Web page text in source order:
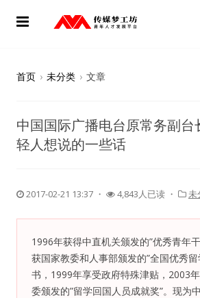
导师
视频
梦工坊视频
纪录片1 梦想开始的地方
首页 › 未分类 › 文章
中国国际广播电台原常务副台
轻人想说的一些话
2017-02-21 13:37 ・ 4,843人已读 ・ 未
1996年获得中直机关颁发的”优秀青年
获国家教委和人事部颁发的”全国优秀
书，1999年享受政府特殊津贴，2003
委颁发的”留学回国人员成就奖”。现为